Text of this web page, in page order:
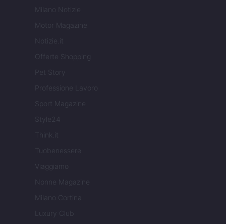
Milano Notizie
Motor Magazine
Notizie.it
Offerte Shopping
Pet Story
Professione Lavoro
Sport Magazine
Style24
Think.it
Tuobenessere
Viaggiamo
Nonne Magazine
Milano Cortina
Luxury Club